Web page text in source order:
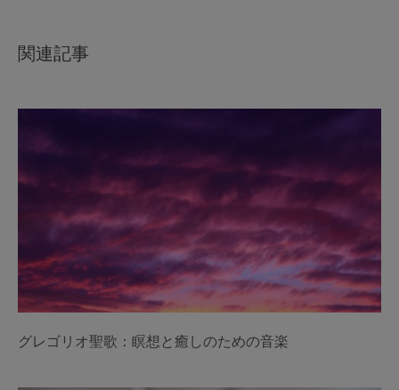
関連記事
グレゴリオ聖歌：瞑想と癒しのための音楽